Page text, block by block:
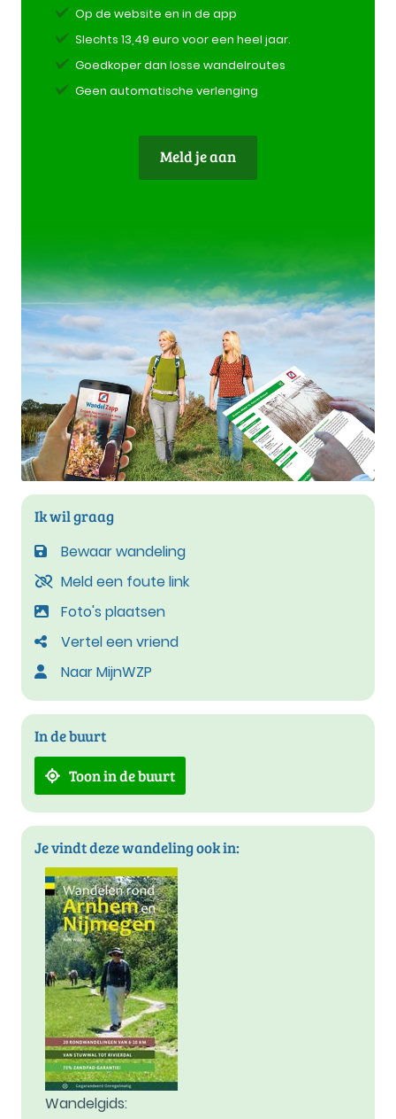
Op de website en in de app
Slechts 13,49 euro voor een heel jaar.
Goedkoper dan losse wandelroutes
Geen automatische verlenging
Meld je aan
Ik wil graag
Bewaar wandeling
Meld een foute link
Foto's plaatsen
Vertel een vriend
Naar MijnWZP
In de buurt
Toon in de buurt
Je vindt deze wandeling ook in:
Wandelgids: